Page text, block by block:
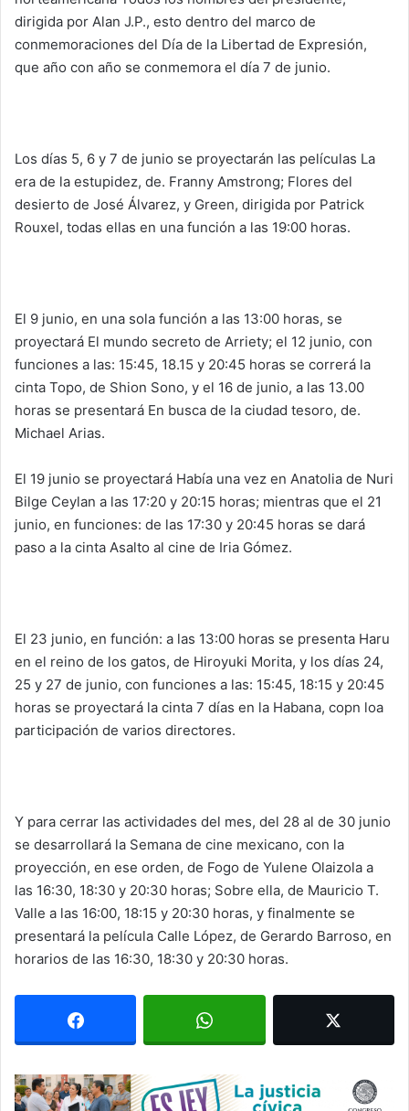
dirigida por Alan J.P., esto dentro del marco de
conmemoraciones del Día de la Libertad de Expresión,
que año con año se conmemora el día 7 de junio.
Los días 5, 6 y 7 de junio se proyectarán las películas La
era de la estupidez, de. Franny Amstrong; Flores del
desierto de José Álvarez, y Green, dirigida por Patrick
Rouxel, todas ellas en una función a las 19:00 horas.
El 9 junio, en una sola función a las 13:00 horas, se
proyectará El mundo secreto de Arriety; el 12 junio, con
funciones a las: 15:45, 18.15 y 20:45 horas se correrá la
cinta Topo, de Shion Sono, y el 16 de junio, a las 13.00
horas se presentará En busca de la ciudad tesoro, de.
Michael Arias.
El 19 junio se proyectará Había una vez en Anatolia de Nuri
Bilge Ceylan a las 17:20 y 20:15 horas; mientras que el 21
junio, en funciones: de las 17:30 y 20:45 horas se dará
paso a la cinta Asalto al cine de Iria Gómez.
El 23 junio, en función: a las 13:00 horas se presenta Haru
en el reino de los gatos, de Hiroyuki Morita, y los días 24,
25 y 27 de junio, con funciones a las: 15:45, 18:15 y 20:45
horas se proyectará la cinta 7 días en la Habana, copn loa
participación de varios directores.
Y para cerrar las actividades del mes, del 28 al de 30 junio
se desarrollará la Semana de cine mexicano, con la
proyección, en ese orden, de Fogo de Yulene Olaizola a
las 16:30, 18:30 y 20:30 horas; Sobre ella, de Mauricio T.
Valle a las 16:00, 18:15 y 20:30 horas, y finalmente se
presentará la película Calle López, de Gerardo Barroso, en
horarios de las 16:30, 18:30 y 20:30 horas.